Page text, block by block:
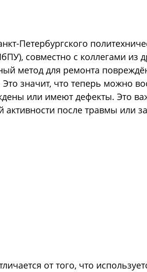
Петербургского
совместно с коллегами из
метод для ремонта
значит, что теперь можно
или имеют дефекты. Это
активности после травмы или
от того, что